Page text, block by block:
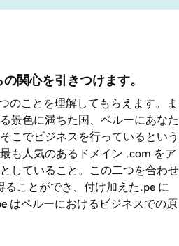
関心を引きつけます。
のことを理解してもらえます。ま
景色に満ちた国、ペルーにあなた
こでビジネスを行っているという
も人気のあるドメイン .com をア
していること。この二つを合わせ
ることができ、付け加えた.pe に
はペルーにおけるビジネスでの原